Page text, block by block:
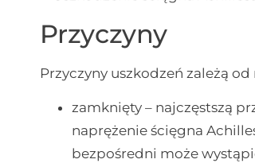
Przyczyny
Przyczyny uszkodzeń zależą
zamknięty – najczęstszą
naprężenie ścięgna
bezpośredni może